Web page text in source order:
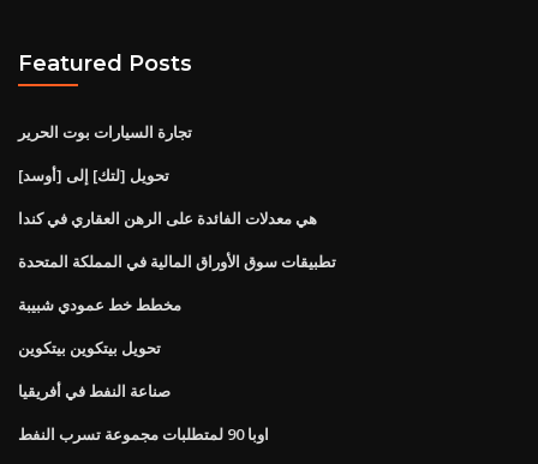
Featured Posts
تجارة السيارات بوت الحرير
تحويل [لتك] إلى [أوسد]
هي معدلات الفائدة على الرهن العقاري في كندا
تطبيقات سوق الأوراق المالية في المملكة المتحدة
مخطط خط عمودي شبيبة
تحويل بيتكوين بيتكوين
صناعة النفط في أفريقيا
اوبا 90 لمتطلبات مجموعة تسرب النفط